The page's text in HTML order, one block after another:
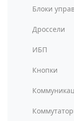
Блоки
Дроссели
ИБП
Кнопки